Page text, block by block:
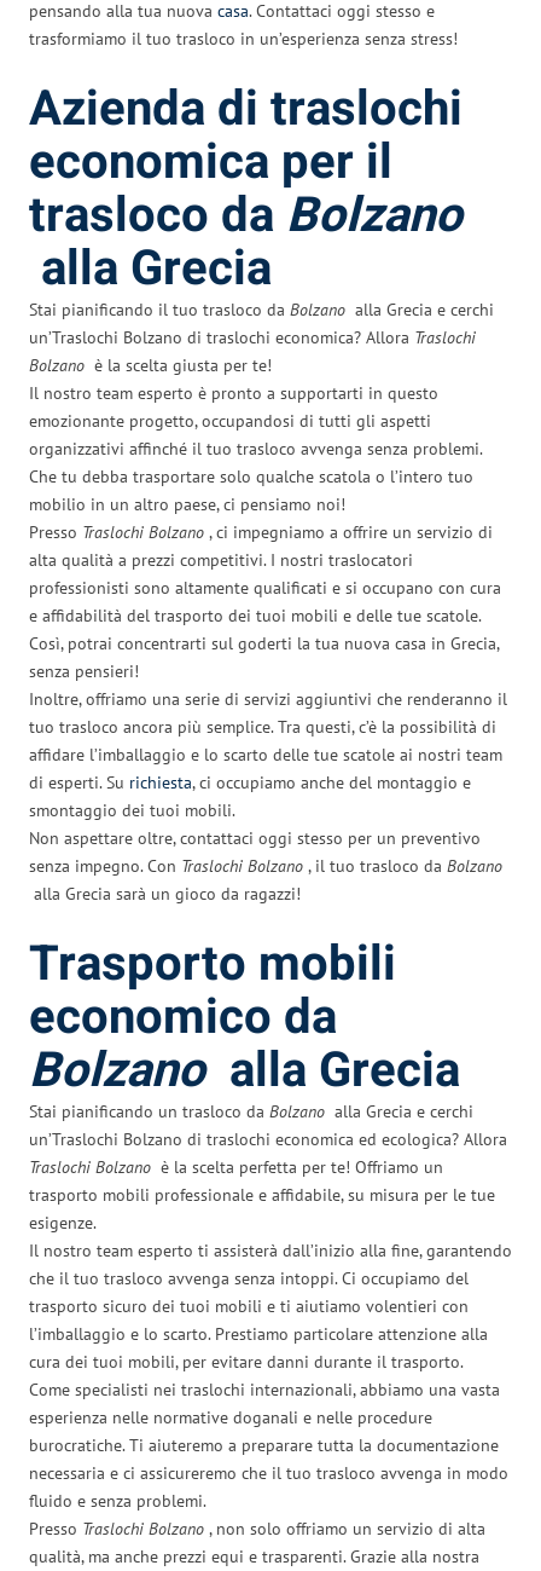
pensando alla tua nuova casa. Contattaci oggi stesso e
trasformiamo il tuo trasloco in un’esperienza senza stress!
Azienda di traslochi
economica per il
trasloco da Bolzano
alla Grecia
Stai pianificando il tuo trasloco da Bolzano alla Grecia e cerchi
un’Traslochi Bolzano di traslochi economica? Allora Traslochi
Bolzano è la scelta giusta per te!
Il nostro team esperto è pronto a supportarti in questo
emozionante progetto, occupandosi di tutti gli aspetti
organizzativi affinché il tuo trasloco avvenga senza problemi.
Che tu debba trasportare solo qualche scatola o l’intero tuo
mobilio in un altro paese, ci pensiamo noi!
Presso Traslochi Bolzano , ci impegniamo a offrire un servizio di
alta qualità a prezzi competitivi. I nostri traslocatori
professionisti sono altamente qualificati e si occupano con cura
e affidabilità del trasporto dei tuoi mobili e delle tue scatole.
Così, potrai concentrarti sul goderti la tua nuova casa in Grecia,
senza pensieri!
Inoltre, offriamo una serie di servizi aggiuntivi che renderanno il
tuo trasloco ancora più semplice. Tra questi, c’è la possibilità di
affidare l’imballaggio e lo scarto delle tue scatole ai nostri team
di esperti. Su richiesta, ci occupiamo anche del montaggio e
smontaggio dei tuoi mobili.
Non aspettare oltre, contattaci oggi stesso per un preventivo
senza impegno. Con Traslochi Bolzano , il tuo trasloco da Bolzano
alla Grecia sarà un gioco da ragazzi!
Trasporto mobili
economico da
Bolzano alla Grecia
Stai pianificando un trasloco da Bolzano alla Grecia e cerchi
un’Traslochi Bolzano di traslochi economica ed ecologica? Allora
Traslochi Bolzano è la scelta perfetta per te! Offriamo un
trasporto mobili professionale e affidabile, su misura per le tue
esigenze.
Il nostro team esperto ti assisterà dall’inizio alla fine, garantendo
che il tuo trasloco avvenga senza intoppi. Ci occupiamo del
trasporto sicuro dei tuoi mobili e ti aiutiamo volentieri con
l’imballaggio e lo scarto. Prestiamo particolare attenzione alla
cura dei tuoi mobili, per evitare danni durante il trasporto.
Come specialisti nei traslochi internazionali, abbiamo una vasta
esperienza nelle normative doganali e nelle procedure
burocratiche. Ti aiuteremo a preparare tutta la documentazione
necessaria e ci assicureremo che il tuo trasloco avvenga in modo
fluido e senza problemi.
Presso Traslochi Bolzano , non solo offriamo un servizio di alta
qualità, ma anche prezzi equi e trasparenti. Grazie alla nostra